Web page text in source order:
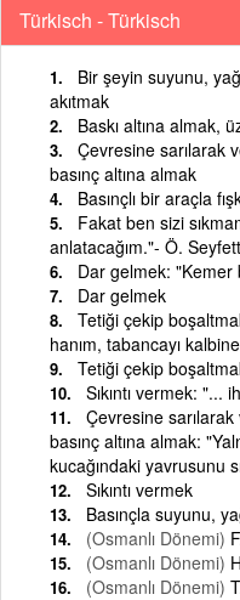
Türkisch - Türkisch
Bir şeyin suyunu,
akıtmak
Baskı altına almak,
Çevresine sarılarak
basınç altına almak
Basınçlı bir araçla
Fakat ben sizi
anlatacağım."- Ö.
Dar gelmek: "Kemer
Dar gelmek
Tetiği çekip
hanım, tabancayı
Tetiği çekip
Sıkıntı vermek: "...
Çevresine
basınç altına almak:
kucağındaki yavrusunu
Sıkıntı vermek
Basınçla suyunu,
(Osmanlı Dönemi)
(Osmanlı Dönemi)
(Osmanlı Dönemi)